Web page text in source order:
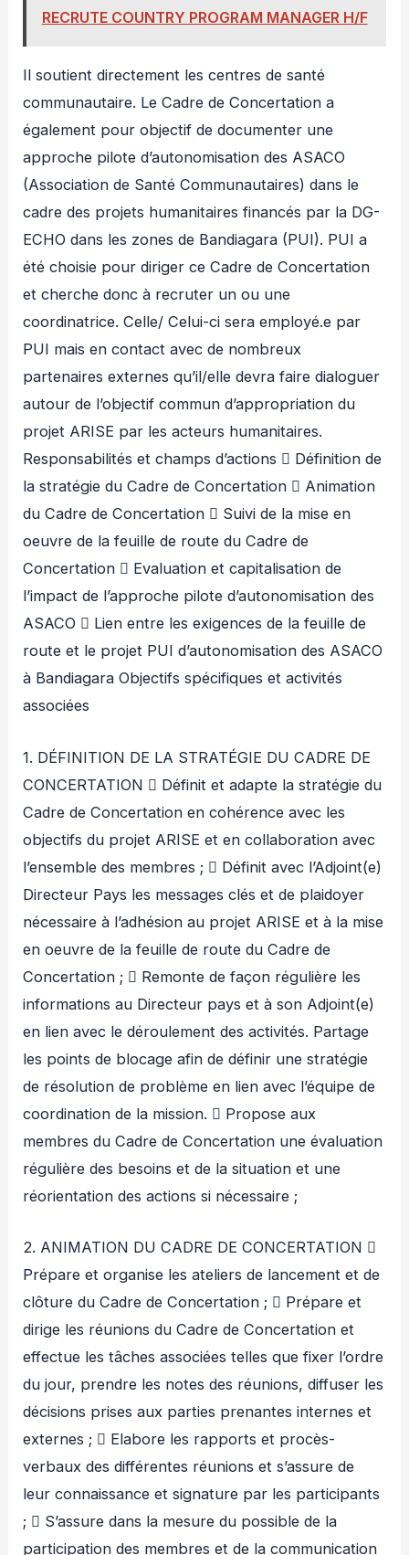
RECRUTE COUNTRY PROGRAM MANAGER H/F
Il soutient directement les centres de santé
communautaire. Le Cadre de Concertation a
également pour objectif de documenter une
approche pilote d’autonomisation des ASACO
(Association de Santé Communautaires) dans le
cadre des projets humanitaires financés par la DG-
ECHO dans les zones de Bandiagara (PUI). PUI a
été choisie pour diriger ce Cadre de Concertation
et cherche donc à recruter un ou une
coordinatrice. Celle/ Celui-ci sera employé.e par
PUI mais en contact avec de nombreux
partenaires externes qu’il/elle devra faire dialoguer
autour de l’objectif commun d’appropriation du
projet ARISE par les acteurs humanitaires.
Responsabilités et champs d’actions  Définition de
la stratégie du Cadre de Concertation  Animation
du Cadre de Concertation  Suivi de la mise en
oeuvre de la feuille de route du Cadre de
Concertation  Evaluation et capitalisation de
l’impact de l’approche pilote d’autonomisation des
ASACO  Lien entre les exigences de la feuille de
route et le projet PUI d’autonomisation des ASACO
à Bandiagara Objectifs spécifiques et activités
associées
1. DÉFINITION DE LA STRATÉGIE DU CADRE DE
CONCERTATION  Définit et adapte la stratégie du
Cadre de Concertation en cohérence avec les
objectifs du projet ARISE et en collaboration avec
l’ensemble des membres ;  Définit avec l’Adjoint(e)
Directeur Pays les messages clés et de plaidoyer
nécessaire à l’adhésion au projet ARISE et à la mise
en oeuvre de la feuille de route du Cadre de
Concertation ;  Remonte de façon régulière les
informations au Directeur pays et à son Adjoint(e)
en lien avec le déroulement des activités. Partage
les points de blocage afin de définir une stratégie
de résolution de problème en lien avec l’équipe de
coordination de la mission.  Propose aux
membres du Cadre de Concertation une évaluation
régulière des besoins et de la situation et une
réorientation des actions si nécessaire ;
2. ANIMATION DU CADRE DE CONCERTATION 
Prépare et organise les ateliers de lancement et de
clôture du Cadre de Concertation ;  Prépare et
dirige les réunions du Cadre de Concertation et
effectue les tâches associées telles que fixer l’ordre
du jour, prendre les notes des réunions, diffuser les
décisions prises aux parties prenantes internes et
externes ;  Elabore les rapports et procès-
verbaux des différentes réunions et s’assure de
leur connaissance et signature par les participants
;  S’assure dans la mesure du possible de la
participation des membres et de la communication